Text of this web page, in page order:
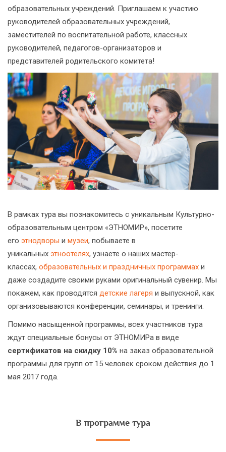
образовательных учреждений. Приглашаем к участию
руководителей образовательных учреждений,
заместителей по воспитательной работе, классных
руководителей, педагогов-организаторов и
представителей родительского комитета!
В рамках тура вы познакомитесь с уникальным Культурно-
образовательным центром «ЭТНОМИР», посетите
его этнодворы и музеи, побываете в
уникальных этноотелях, узнаете о наших мастер-
классах, образовательных и праздничных программах и
даже создадите своими руками оригинальный сувенир. Мы
покажем, как проводятся детские лагеря и выпускной, как
организовываются конференции, семинары, и тренинги.
Помимо насыщенной программы, всех участников тура
ждут специальные бонусы от ЭТНОМИРа в виде
сертификатов на скидку 10% на заказ образовательной
программы для групп от 15 человек сроком действия до 1
мая 2017 года.
В программе тура